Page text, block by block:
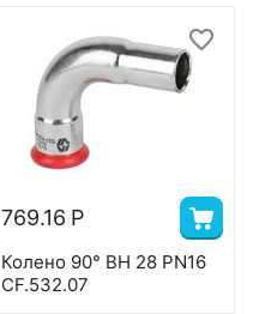
769.16 Р
Колено 90° ВН 28 PN16
CF.532.07